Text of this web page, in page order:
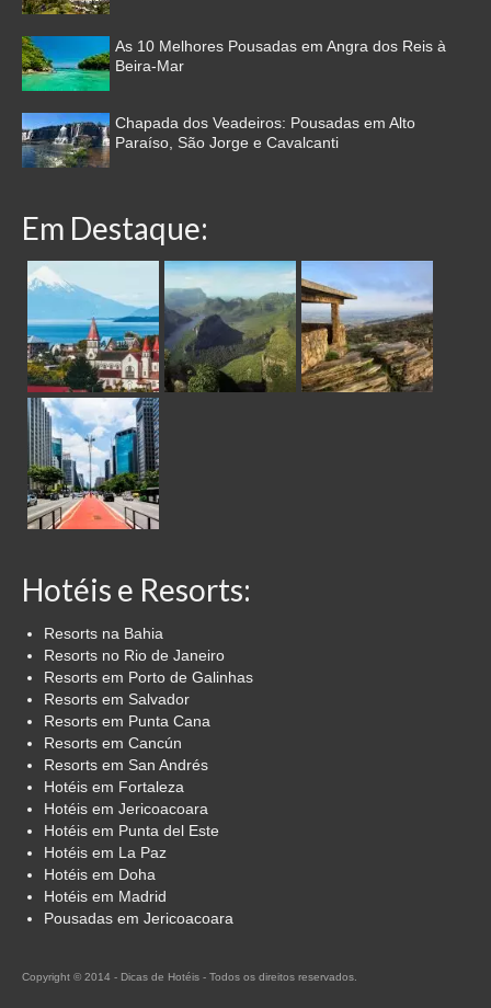
As 10 Melhores Pousadas em Angra dos Reis à
Beira-Mar
Chapada dos Veadeiros: Pousadas em Alto
Paraíso, São Jorge e Cavalcanti
Em Destaque:
Hotéis e Resorts:
Resorts na Bahia
Resorts no Rio de Janeiro
Resorts em Porto de Galinhas
Resorts em Salvador
Resorts em Punta Cana
Resorts em Cancún
Resorts em San Andrés
Hotéis em Fortaleza
Hotéis em Jericoacoara
Hotéis em Punta del Este
Hotéis em La Paz
Hotéis em Doha
Hotéis em Madrid
Pousadas em Jericoacoara
Copyright © 2014 - Dicas de Hotéis - Todos os direitos reservados.